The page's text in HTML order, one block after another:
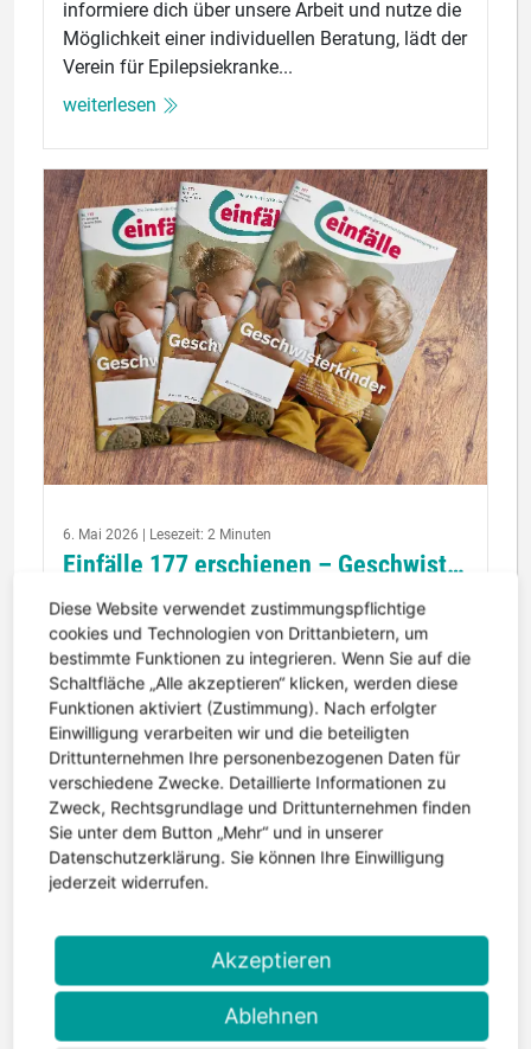
informiere dich über unsere Arbeit und nutze die
Möglichkeit einer individuellen Beratung, lädt der
Verein für Epilepsiekranke...
weiterlesen
6. Mai 2026 | Lesezeit: 2 Minuten
Einfälle 177 erschienen – Geschwister im Blickpunkt
Die neue Ausgabe der Einfälle ist erschienen. Im
Mittelpunkt steht diesmal ein Thema, das oft zu
wenig Aufmerksamkeit bekommt: die
Geschwister von Kindern mit Epilepsie....
weiterlesen
Diese Website verwendet zustimmungspflichtige
cookies und Technologien von Drittanbietern, um
bestimmte Funktionen zu integrieren. Wenn Sie auf die
Schaltfläche „Alle akzeptieren“ klicken, werden diese
Funktionen aktiviert (Zustimmung). Nach erfolgter
Einwilligung verarbeiten wir und die beteiligten
Drittunternehmen Ihre personenbezogenen Daten für
verschiedene Zwecke. Detaillierte Informationen zu
Zweck, Rechtsgrundlage und Drittunternehmen finden
Sie unter dem Button „Mehr“ und in unserer
Datenschutzerklärung. Sie können Ihre Einwilligung
jederzeit widerrufen.
Akzeptieren
Ablehnen